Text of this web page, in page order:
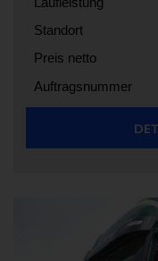
Standort
Preis netto
Auftragsnummer